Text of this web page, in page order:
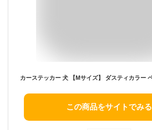
この商品をサイトでみる